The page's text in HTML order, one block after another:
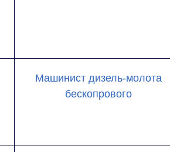
Машинист дизель-молота
бескопрового